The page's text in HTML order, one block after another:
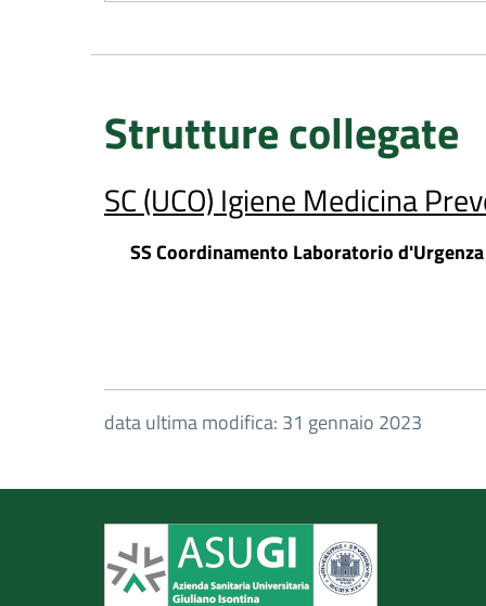
Strutture collegate
SC (UCO) Igiene Medicina
SS Coordinamento Laboratorio d'Urgenza
data ultima modifica: 31 gennaio 2023